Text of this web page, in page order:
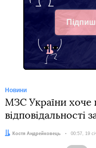
Новини
МЗС України хоче
відповідальності
Автор:Костя Андрейковець Дата:
00:57, 19